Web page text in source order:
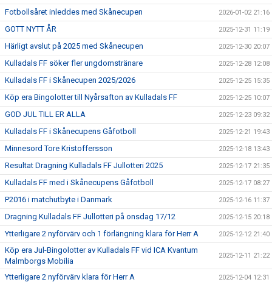
Fotbollsåret inleddes med Skånecupen 2026-01-02 21:16
GOTT NYTT ÅR 2025-12-31 11:19
Härligt avslut på 2025 med Skånecupen 2025-12-30 20:07
Kulladals FF söker fler ungdomstränare 2025-12-28 12:08
Kulladals FF i Skånecupen 2025/2026 2025-12-25 15:35
Köp era Bingolotter till Nyårsafton av Kulladals FF 2025-12-25 10:07
GOD JUL TILL ER ALLA 2025-12-23 09:32
Kulladals FF i Skånecupens Gåfotboll 2025-12-21 19:43
Minnesord Tore Kristoffersson 2025-12-18 13:43
Resultat Dragning Kulladals FF Jullotteri 2025 2025-12-17 21:35
Kulladals FF med i Skånecupens Gåfotboll 2025-12-17 08:27
P2016 i matchutbyte i Danmark 2025-12-16 11:37
Dragning Kulladals FF Jullotteri på onsdag 17/12 2025-12-15 20:18
Ytterligare 2 nyförvärv och 1 förlängning klara för Herr A 2025-12-12 21:40
Köp era Jul-Bingolotter av Kulladals FF vid ICA Kvantum
Malmborgs Mobilia
2025-12-11 21:22
Ytterligare 2 nyförvärv klara för Herr A 2025-12-04 12:31